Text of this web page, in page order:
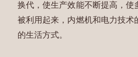
换代，使生产效能不断提高，使
被利用起来，内燃机和电力技术
的生活方式。